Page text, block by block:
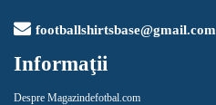
footballshirtsbase@gmail.com
Informaţii
Despre Magazindefotbal.com